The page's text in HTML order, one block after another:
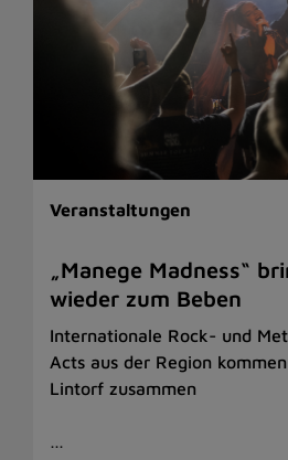
Veranstaltungen
„Manege Madness“
wieder zum Beben
Internationale Rock- und
Acts aus der Region
Lintorf zusammen
…